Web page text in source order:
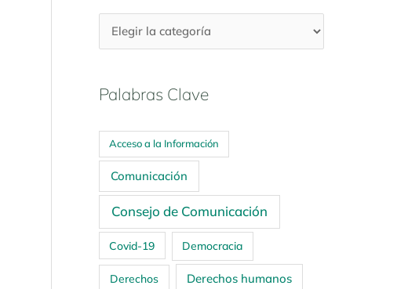
Palabras Clave
Acceso a la Información
Comunicación
Consejo de Comunicación
Covid-19 Democracia
Derechos Derechos humanos